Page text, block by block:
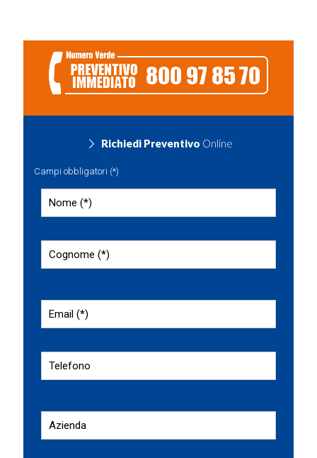
Richiedi Preventivo Online
Campi obbligatori (*)